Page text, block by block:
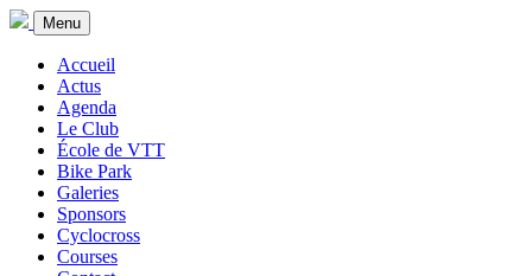
Menu
Accueil
Actus
Agenda
Le Club
École de VTT
Bike Park
Galeries
Sponsors
Cyclocross
Courses